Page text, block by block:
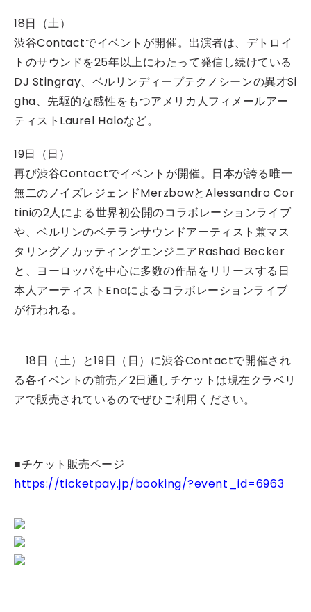
18日（土）
渋谷Contactでイベントが開催。出演者は、デトロイ
トのサウンドを25年以上にわたって発信し続けている
DJ Stingray、ベルリンディープテクノシーンの異才Si
gha、先駆的な感性をもつアメリカ人フィメールアー
ティストLaurel Haloなど。
19日（日）
再び渋谷Contactでイベントが開催。日本が誇る唯一
無二のノイズレジェンドMerzbowとAlessandro Cor
tiniの2人による世界初公開のコラボレーションライブ
や、ベルリンのベテランサウンドアーティスト兼マス
タリング／カッティングエンジニアRashad Becker
と、ヨーロッパを中心に多数の作品をリリースする日
本人アーティストEnaによるコラボレーションライブ
が行われる。
18日（土）と19日（日）に渋谷Contactで開催され
る各イベントの前売／2日通しチケットは現在クラベリ
アで販売されているのでぜひご利用ください。
■チケット販売ページ
https://ticketpay.jp/booking/?event_id=6963